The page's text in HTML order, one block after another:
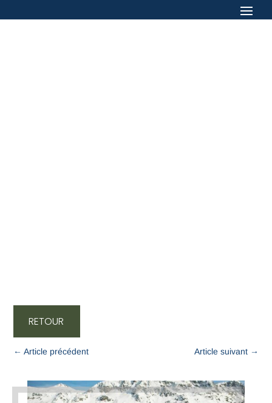
RETOUR
←Article précédent Article suivant→